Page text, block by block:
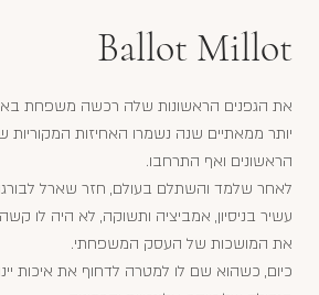
Ballot Millot
יותר ממאתיים שנה נשמרו האחיזות
הראשונים ואף התרחבו.
עשיר בניסיון, אמביציה ותשוקה, לא היה לו
את המושכות של העסק המשפחתי.
כיום, כשהוא שם לו למטרה לדחוף את איכות